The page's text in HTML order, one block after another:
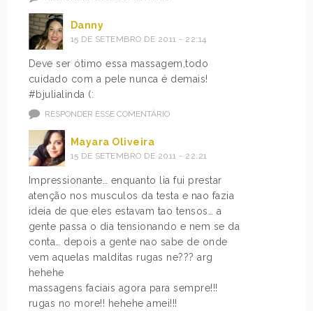
Danny
15 DE SETEMBRO DE 2011 - 22:14
Deve ser ótimo essa massagem,todo
cuidado com a pele nunca é demais!
#bjulialinda (:
RESPONDER ESSE COMENTÁRIO
Mayara Oliveira
15 DE SETEMBRO DE 2011 - 22:21
Impressionante… enquanto lia fui prestar
atenção nos musculos da testa e nao fazia
ideia de que eles estavam tao tensos… a
gente passa o dia tensionando e nem se da
conta… depois a gente nao sabe de onde
vem aquelas malditas rugas ne??? arg
hehehe
massagens faciais agora para sempre!!!
rugas no more!! hehehe amei!!!